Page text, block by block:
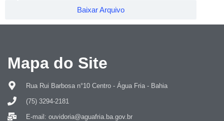
Baixar Arquivo
Mapa do Site
Rua Rui Barbosa n°10 Centro - Água Fria - Bahia
(75) 3294-2181
E-mail: ouvidoria@aguafria.ba.gov.br